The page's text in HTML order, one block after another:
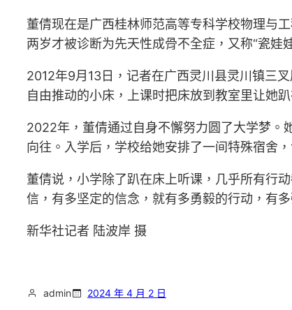
董倩现在是广西桂林师范高等专科学校物理与
两岁才被诊断为先天性成骨不全症，又称“瓷娃
2012年9月13日，记者在广西灵川县灵川镇三
自由推动的小床，上课时把床放到教室里让她
2022年，董倩通过自身不懈努力圆了大学梦。
向往。入学后，学校给她安排了一间特殊宿舍
董倩说，小学除了趴在床上听课，几乎所有行
信，有多坚定的信念，就有多勇毅的行动，有
新华社记者 陆波岸 摄
admin 2024 年 4 月 2 日